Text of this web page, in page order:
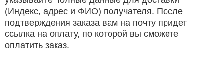
(Индекс, адрес и ФИО) получателя. После
подтверждения заказа вам на почту придет
ссылка на оплату, по которой вы сможете
оплатить заказ.